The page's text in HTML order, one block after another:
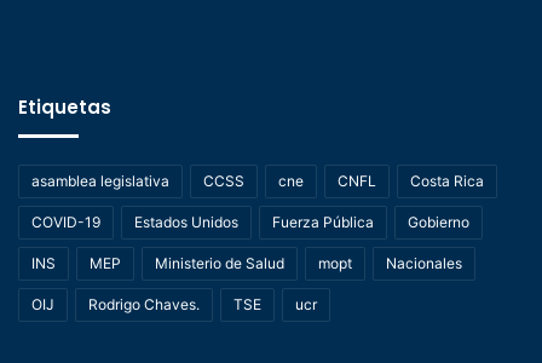
Etiquetas
asamblea legislativa CCSS cne CNFL Costa Rica
COVID-19 Estados Unidos Fuerza Pública Gobierno
INS MEP Ministerio de Salud mopt Nacionales
OIJ Rodrigo Chaves. TSE ucr